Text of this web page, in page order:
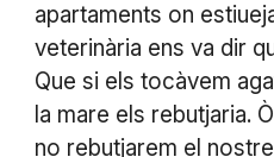
apartaments on
veterinària ens va dir
Que si els tocàvem
la mare els rebutjaria.
no rebutjarem el